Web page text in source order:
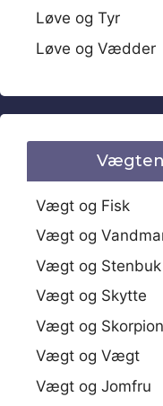
Løve og Tyr
Løve og Vædder
Vægt og Fisk
Vægt og
Vægt og Stenbuk
Vægt og Skytte
Vægt og Skorpion
Vægt og Vægt
Vægt og Jomfru